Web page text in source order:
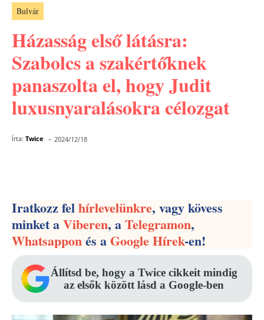
Bulvár
Házasság első látásra:
Szabolcs a szakértőknek
panaszolta el, hogy Judit
luxusnyaralásokra célozgat
Írta: Twice - 2024/12/18
Iratkozz felhírlevelünkre, vagy kövess
minket aViberen, aTelegramon,
Whatsapponés aGoogle Hírek-en!
Állítsd be, hogy a Twice cikkeit mindig
az elsők között lásd a Google-ben